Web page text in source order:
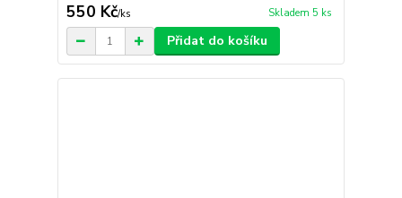
550 Kč/ks Skladem 5 ks
Přidat do košíku